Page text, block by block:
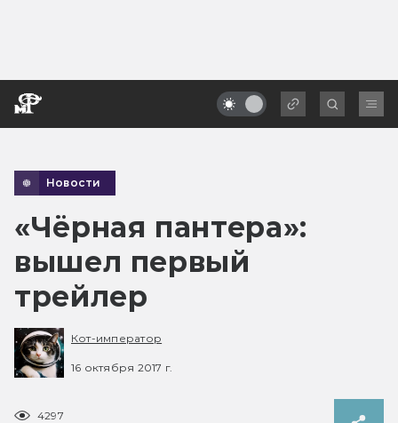
Новости
«Чёрная пантера»:
вышел первый
трейлер
Кот-император
16 октября 2017 г.
4297